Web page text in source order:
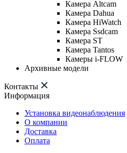
Камера Altcam
Камера Dahua
Камера HiWatch
Камера Ssdcam
Камера ST
Камера Tantos
Камеры i-FLOW
Архивные модели
Контакты
Информация
Установка видеонаблюдения
О компании
Доставка
Оплата